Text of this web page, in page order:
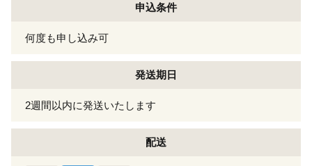
申込条件
何度も申し込み可
発送期日
2週間以内に発送いたします
配送